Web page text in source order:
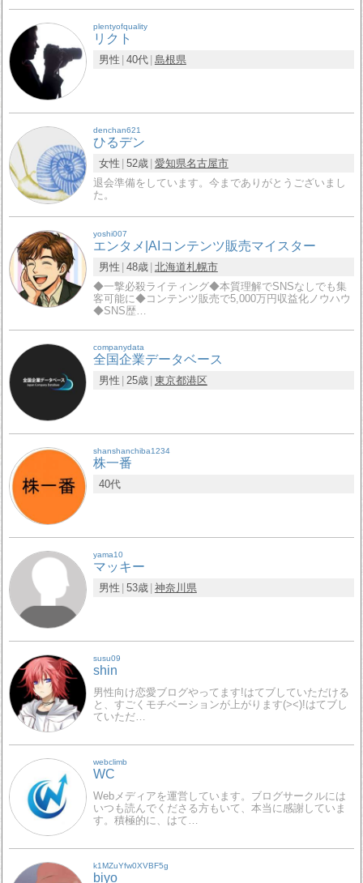
plentyofquality
リクト
男性 40代 島根県
denchan621
ひるデン
女性 52歳 愛知県名古屋市
退会準備をしています。今までありがとうございまし
た。
yoshi007
エンタメ|AIコンテンツ販売マイスター
男性 48歳 北海道札幌市
◆一撃必殺ライティング◆本質理解でSNSなしでも集
客可能に◆コンテンツ販売で5,000万円収益化ノウハウ
◆SNS歴…
companydata
全国企業データベース
男性 25歳 東京都港区
shanshanchiba1234
株一番
40代
yama10
マッキー
男性 53歳 神奈川県
susu09
shin
男性向け恋愛ブログやってます!はてブしていただける
と、すごくモチベーションが上がります(><)!はてブし
ていただ…
webclimb
WC
Webメディアを運営しています。ブログサークルには
いつも読んでくださる方もいて、本当に感謝していま
す。積極的に、はて…
k1MZuYfw0XVBF5g
biyo